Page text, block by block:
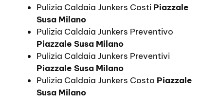
Pulizia Caldaia Junkers Costi Piazzale
Susa Milano
Pulizia Caldaia Junkers Preventivo
Piazzale Susa Milano
Pulizia Caldaia Junkers Preventivi
Piazzale Susa Milano
Pulizia Caldaia Junkers Costo Piazzale
Susa Milano